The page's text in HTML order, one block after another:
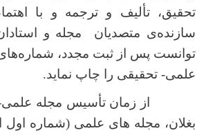
تحقیق، تألیف و ترجمه و با
سازنده‌ی متصدیان مجله و
علمی- تحقیقی را چاپ نماید.
از زمان تأسیس مجله علمی-